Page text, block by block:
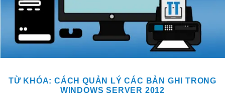
TỪ KHÓA:CÁCH QUẢN LÝ CÁC BẢN GHI TRONG
WINDOWS SERVER 2012